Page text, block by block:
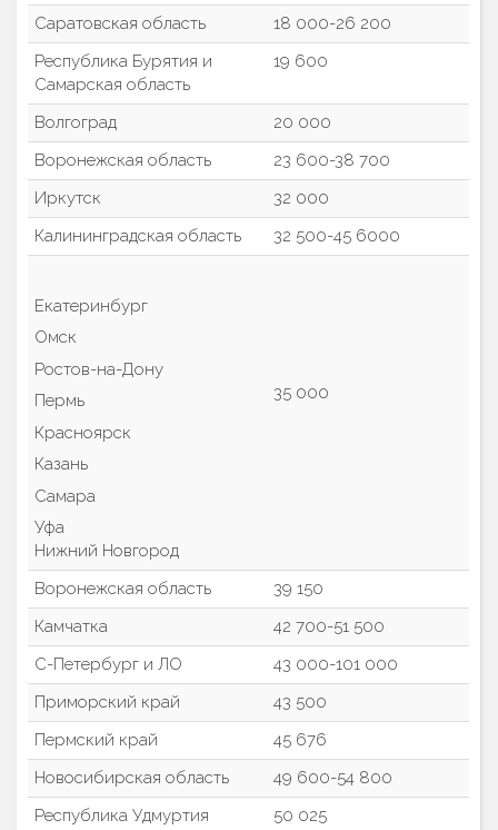
Саратовская область
18 000-26 200
Республика Бурятия и
Самарская область
19 600
Волгоград
20 000
Воронежская область
23 600-38 700
Иркутск
32 000
Калининградская область
32 500-45 6000
Екатеринбург
Омск
Ростов-на-Дону
Пермь
Красноярск
Казань
Самара
Уфа
Нижний Новгород
35 000
Воронежская область
39 150
Камчатка
42 700-51 500
С-Петербург и ЛО
43 000-101 000
Приморский край
43 500
Пермский край
45 676
Новосибирская область
49 600-54 800
Республика Удмуртия
50 025